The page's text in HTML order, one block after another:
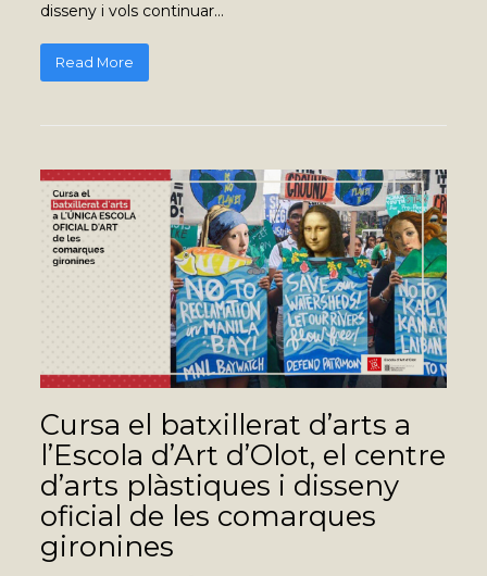
disseny i vols continuar…
Read More
Cursa el batxillerat d’arts a
l’Escola d’Art d’Olot, el centre
d’arts plàstiques i disseny
oficial de les comarques
gironines